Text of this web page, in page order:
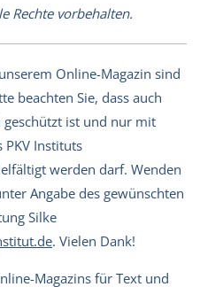
Rechte vorbehalten.
Online-Magazin sind
beachten Sie, dass auch
ist und nur mit
Instituts
werden darf. Wenden
Angabe des gewünschten
Silke
. Vielen Dank!
Magazins für Text und